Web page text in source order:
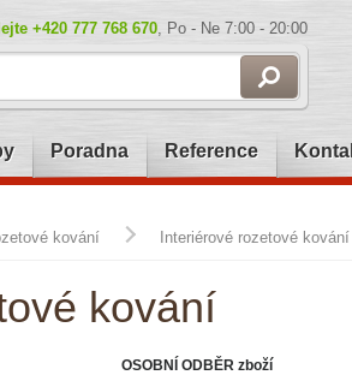
+420 777 768 670, Po - Ne 7:00 - 20:00
Poradna Reference
kování Interiérové rozetové kování
kování
OSOBNÍ ODBĚR zboží